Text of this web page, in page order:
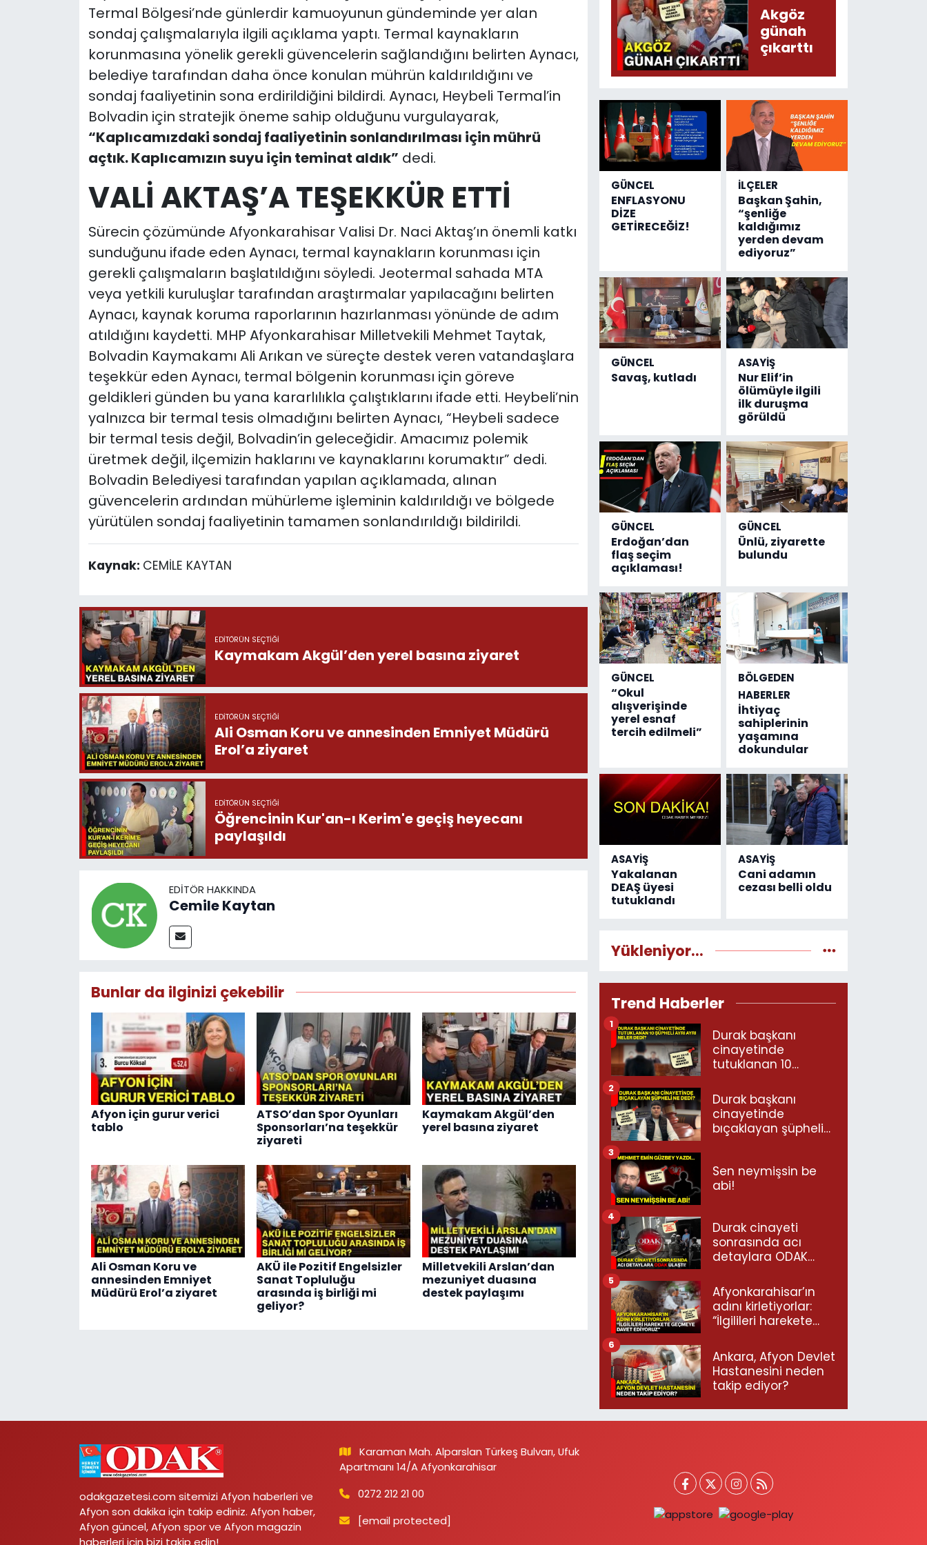
Termal Bölgesi’nde günlerdir kamuoyunun gündeminde yer alan
sondaj çalışmalarıyla ilgili açıklama yaptı. Termal kaynakların
korunmasına yönelik gerekli güvencelerin sağlandığını belirten Aynacı,
belediye tarafından daha önce konulan mührün kaldırıldığını ve
sondaj faaliyetinin sona erdirildiğini bildirdi. Aynacı, Heybeli Termal’in
Bolvadin için stratejik öneme sahip olduğunu vurgulayarak,
“Kaplıcamızdaki sondaj faaliyetinin sonlandırılması için mührü
açtık. Kaplıcamızın suyu için teminat aldık” dedi.
VALİ AKTAŞ’A TEŞEKKÜR ETTİ
Sürecin çözümünde Afyonkarahisar Valisi Dr. Naci Aktaş’ın önemli katkı
sunduğunu ifade eden Aynacı, termal kaynakların korunması için
gerekli çalışmaların başlatıldığını söyledi. Jeotermal sahada MTA
veya yetkili kuruluşlar tarafından araştırmalar yapılacağını belirten
Aynacı, kaynak koruma raporlarının hazırlanması yönünde de adım
atıldığını kaydetti. MHP Afyonkarahisar Milletvekili Mehmet Taytak,
Bolvadin Kaymakamı Ali Arıkan ve süreçte destek veren vatandaşlara
teşekkür eden Aynacı, termal bölgenin korunması için göreve
geldikleri günden bu yana kararlılıkla çalıştıklarını ifade etti. Heybeli’nin
yalnızca bir termal tesis olmadığını belirten Aynacı, “Heybeli sadece
bir termal tesis değil, Bolvadin’in geleceğidir. Amacımız polemik
üretmek değil, ilçemizin haklarını ve kaynaklarını korumaktır” dedi.
Bolvadin Belediyesi tarafından yapılan açıklamada, alınan
güvencelerin ardından mühürleme işleminin kaldırıldığı ve bölgede
yürütülen sondaj faaliyetinin tamamen sonlandırıldığı bildirildi.
Kaynak: CEMİLE KAYTAN
EDITÖRÜN SEÇTIĞI
Kaymakam Akgül’den yerel basına ziyaret
EDITÖRÜN SEÇTIĞI
Ali Osman Koru ve annesinden Emniyet Müdürü
Erol’a ziyaret
EDITÖRÜN SEÇTIĞI
Öğrencinin Kur'an-ı Kerim'e geçiş heyecanı
paylaşıldı
EDITÖR HAKKINDA
Cemile Kaytan
Bunlar da ilginizi çekebilir
Afyon için gurur verici
tablo
ATSO’dan Spor Oyunları
Sponsorları’na teşekkür
ziyareti
Kaymakam Akgül’den
yerel basına ziyaret
Ali Osman Koru ve
annesinden Emniyet
Müdürü Erol’a ziyaret
AKÜ ile Pozitif Engelsizler
Sanat Topluluğu
arasında iş birliği mi
geliyor?
Milletvekili Arslan’dan
mezuniyet duasına
destek paylaşımı
sayısı!
Akgöz
günah
çıkarttı
GÜNCEL
ENFLASYONU
DİZE
GETİRECEĞİZ!
İLÇELER
Başkan Şahin,
“şenliğe
kaldığımız
yerden devam
ediyoruz”
GÜNCEL
Savaş, kutladı
ASAYİŞ
Nur Elif’in
ölümüyle ilgili
ilk duruşma
görüldü
GÜNCEL
Erdoğan’dan
flaş seçim
açıklaması!
GÜNCEL
Ünlü, ziyarette
bulundu
GÜNCEL
“Okul
alışverişinde
yerel esnaf
tercih edilmeli”
BÖLGEDEN
HABERLER
İhtiyaç
sahiplerinin
yaşamına
dokundular
ASAYİŞ
Yakalanan
DEAŞ üyesi
tutuklandı
ASAYİŞ
Cani adamın
cezası belli oldu
Yükleniyor...
Trend Haberler
Durak başkanı
cinayetinde
tutuklanan 10
neler dedi?
1
Durak başkanı
cinayetinde
bıçaklayan şüpheli
2
Sen neymişsin be
abi!
3
Durak cinayeti
sonrasında acı
detaylara ODAK
4
Afyonkarahisar’ın
adını kirletiyorlar:
“İlgilileri harekete
ediyoruz”
5
Ankara, Afyon Devlet
Hastanesini neden
takip ediyor?
6
odakgazetesi.com sitemizi Afyon haberleri ve
Afyon son dakika için takip ediniz. Afyon haber,
Afyon güncel, Afyon spor ve Afyon magazin
haberleri için bizi takip edin!
Karaman Mah. Alparslan Türkeş Bulvarı, Ufuk
Apartmanı 14/A Afyonkarahisar
0272 212 21 00
[email protected]